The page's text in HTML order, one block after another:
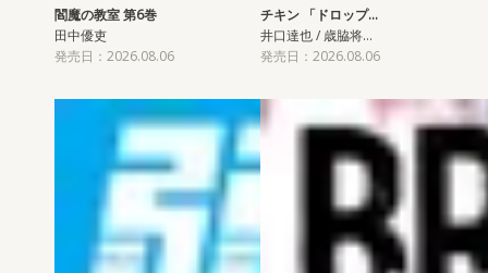
閻魔の教室 第6巻
田中優吏
発売日：2026.08.06
チキン 「ドロップ…
井口達也 / 歳脇将…
発売日：2026.08.06